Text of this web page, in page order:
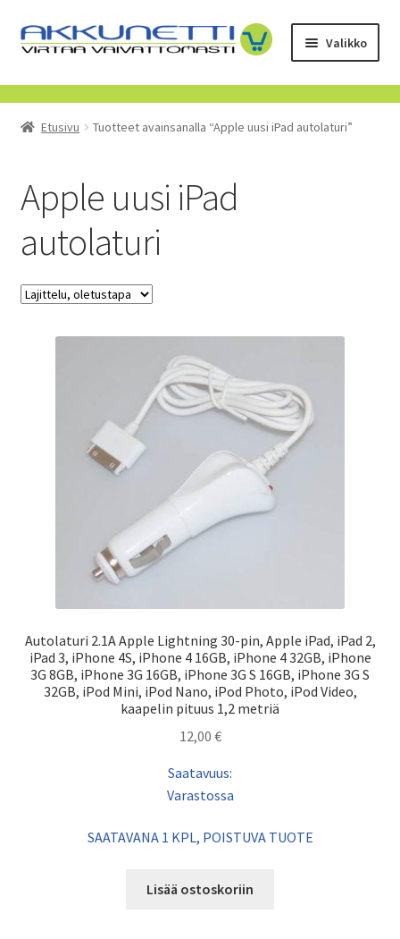
Siirry
navigointiin
Siirry
sisältöön
Valikko
Kauppa
Tietoa meistä
Toimitusehdot
Etusivu Tuotteet avainsanalla “Apple uusi iPad autolaturi”
Apple uusi iPad
autolaturi
Autolaturi 2.1A Apple Lightning 30-pin, Apple iPad, iPad 2,
iPad 3, iPhone 4S, iPhone 4 16GB, iPhone 4 32GB, iPhone
3G 8GB, iPhone 3G 16GB, iPhone 3G S 16GB, iPhone 3G S
32GB, iPod Mini, iPod Nano, iPod Photo, iPod Video,
kaapelin pituus 1,2 metriä
12,00 €
Saatavuus:
Varastossa
SAATAVANA 1 KPL, POISTUVA TUOTE
Lisää ostoskoriin